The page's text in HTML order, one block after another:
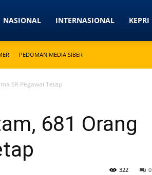
NASIONAL INTERNASIONAL KEPRI
PEDOMAN MEDIA SIBER
SK Pegawai Tetap
681 Orang
0
322